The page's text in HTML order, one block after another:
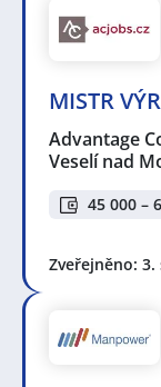
MISTR
Advantage
Veselí nad
45 000 –
Zveřejněno: 3.